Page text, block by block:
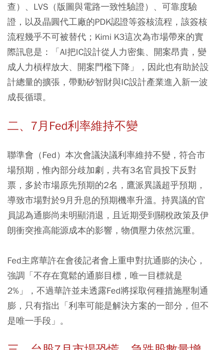
查）、LVS（版圖與電路一致性驗證）、可靠度驗
證，以及晶圓代工廠的PDK認證等簽核流程，該簽核
流程幾乎不可被替代；Kimi K3這次為市場帶來的實
際訊息是：「AI把IC設計從人力密集、開案昂貴，變
成人力槓桿放大、開案門檻下降」，因此也有助於設
計總量的擴張，帶動矽智財與IC設計產業進入新一波
成長循環。
二、7月Fed利率維持不變
聯準會（Fed）本次會議決議利率維持不變，符合市
場預期，惟內部分歧加劇，共有3名官員投下反對
票，多於市場原先預期的2名，鷹派異議超乎預期，
導致市場對於9月升息的預期機率升溫。持異議的官
員認為通膨尚未明顯消退，且近期受到關稅政策及伊
朗衝突推高能源成本的影響，物價壓力依然沉重。
Fed主席華許在會後記者會上重申對抗通膨的決心，
強調「不存在寬鬆的通膨目標，唯一目標就是
2%」，不過華許並未透露Fed將採取何種措施壓制通
膨，只有指出「利率可能是解決方案的一部分，但不
是唯一手段」。